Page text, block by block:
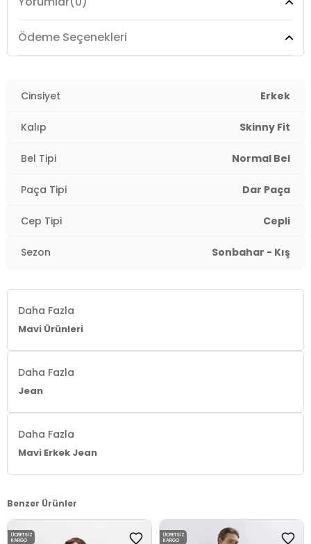
Manken Ölçüsü :
Ödeme Seçenekleri
Cinsiyet Erkek
Kalıp Skinny Fit
Bel Tipi Normal Bel
Paça Tipi Dar Paça
Cep Tipi Cepli
Sezon Sonbahar - Kış
Daha Fazla
Mavi Ürünleri
Daha Fazla
Jean
Daha Fazla
Mavi Erkek Jean
Benzer Ürünler
ÜCRETSIZ
KARGO
ÜCRETSIZ
KARGO